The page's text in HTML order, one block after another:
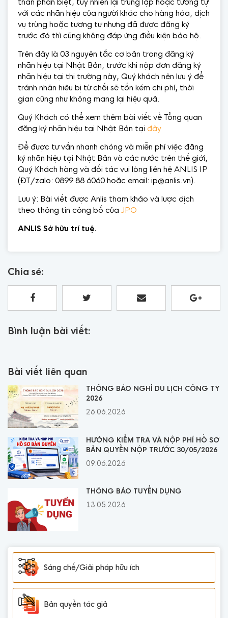
với các nhãn hiệu của người khác cho hàng hóa, dịch
vụ trùng hoặc tương tự nhưng đã được đăng ký
trước đó thì cũng không đáp ứng điều kiện bảo hộ.
Trên đây là 03 nguyên tắc cơ bản trong đăng ký
nhãn hiệu tại Nhật Bản, trước khi nộp đơn đăng ký
nhãn hiệu tại thị trường này, Quý khách nên lưu ý để
tránh nhãn hiệu bị từ chối sẽ tốn kém chi phí, thời
gian cũng như không mang lại hiệu quả.
Quý Khách có thể xem thêm bài viết về Tổng quan
đăng ký nhãn hiệu tại Nhật Bản tại đây
Để được tư vấn nhanh chóng và miễn phí việc đăng
ký nhãn hiệu tại Nhật Bản và các nước trên thế giới,
Quý Khách hàng và đối tác vui lòng liên hệ ANLIS IP
(ĐT/zalo: 0899 88 6060 hoặc email: ip@anlis.vn).
Lưu ý: Bài viết được Anlis tham khảo và lược dịch
theo thông tin công bố của JPO
ANLIS Sở hữu trí tuệ.
Chia sẻ:
Bình luận bài viết:
Bài viết liên quan
THÔNG BÁO NGHỈ DU LỊCH CÔNG TY
2026
26.06.2026
HƯỚNG KIỂM TRA VÀ NỘP PHÍ HỒ SƠ
BẢN QUYỀN NỘP TRƯỚC 30/05/2026
09.06.2026
THÔNG BÁO TUYỂN DỤNG
13.05.2026
Sáng chế/Giải pháp hữu ích
Bản quyền tác giả